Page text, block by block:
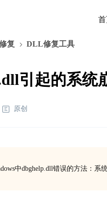
复 DLL修复工具
引起的系统
原创
中dbghelp.dll错误的方法：系